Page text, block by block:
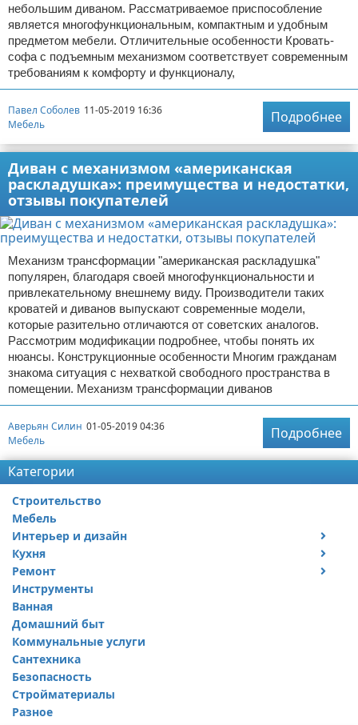
небольшим диваном. Рассматриваемое приспособление
является многофункциональным, компактным и удобным
предметом мебели. Отличительные особенности Кровать-
софа с подъемным механизмом соответствует современным
требованиям к комфорту и функционалу,
Павел Соболев 11-05-2019 16:36
Мебель
Подробнее
Диван с механизмом «американская
раскладушка»: преимущества и недостатки,
отзывы покупателей
Механизм трансформации "американская раскладушка"
популярен, благодаря своей многофункциональности и
привлекательному внешнему виду. Производители таких
кроватей и диванов выпускают современные модели,
которые разительно отличаются от советских аналогов.
Рассмотрим модификации подробнее, чтобы понять их
нюансы. Конструкционные особенности Многим гражданам
знакома ситуация с нехваткой свободного пространства в
помещении. Механизм трансформации диванов
Аверьян Силин 01-05-2019 04:36
Мебель
Подробнее
Категории
Строительство
Мебель
Интерьер и дизайн
Дизайн дачи
Дизайн квартиры
Кухня
Посуда
Ремонт
Ремонт дачи
Ремонт квартиры
Инструменты
Ванная
Домашний быт
Коммунальные услуги
Сантехника
Безопасность
Стройматериалы
Разное